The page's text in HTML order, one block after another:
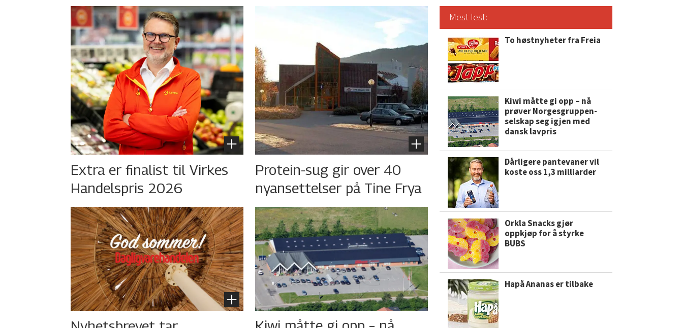
Extra er finalist til Virkes
Handelspris 2026
Protein-sug gir over 40
nyansettelser på Tine Frya
Mest lest:
To høstnyheter fra Freia
Kiwi måtte gi opp – nå
prøver Norgesgruppen-
selskap seg igjen med
dansk lavpris
Dårligere pantevaner vil
koste oss 1,3 milliarder
Orkla Snacks gjør
oppkjøp for å styrke
BUBS
Hapå Ananas er tilbake